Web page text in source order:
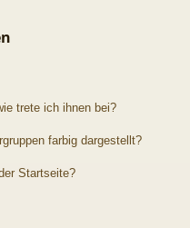
trete ich ihnen bei?
farbig dargestellt?
Startseite?